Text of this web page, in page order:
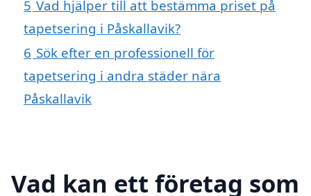
5 Vad hjälper till att bestämma priset på
tapetsering i Påskallavik?
6 Sök efter en professionell för
tapetsering i andra städer nära
Påskallavik
Vad kan ett företag som